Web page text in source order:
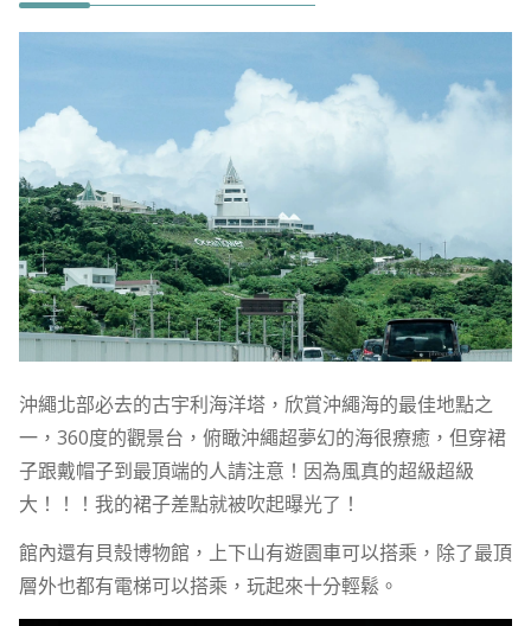
沖繩北部必去的古宇利海洋塔，欣賞沖繩海的最佳地點之
一，360度的觀景台，俯瞰沖繩超夢幻的海很療癒，但穿裙
子跟戴帽子到最頂端的人請注意！因為風真的超級超級
大！！！我的裙子差點就被吹起曝光了！
館內還有貝殼博物館，上下山有遊園車可以搭乘，除了最頂
層外也都有電梯可以搭乘，玩起來十分輕鬆。